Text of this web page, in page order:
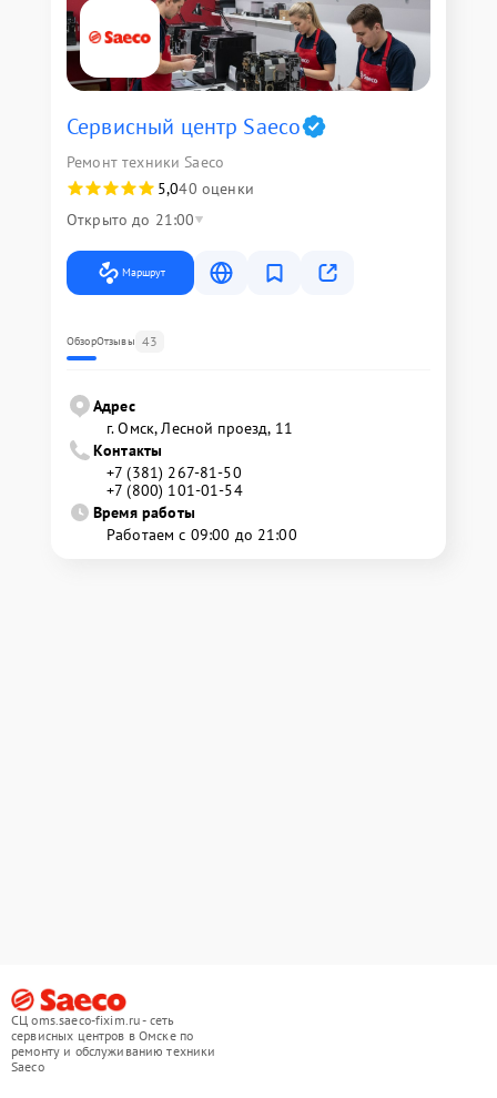
Сервисный центр Saeco
Ремонт техники Saeco
5,040 оценки
Открыто до 21:00
Маршрут
ОбзорОтзывы 43
Адрес
г. Омск, ​Лесной проезд, 11
Контакты
+7 (381) 267-81-50
+7 (800) 101-01-54
Время работы
Работаем с 09:00 до 21:00
СЦ oms.saeco-fixim.ru - сеть
сервисных центров в Омске по
ремонту и обслуживанию техники
Saeco